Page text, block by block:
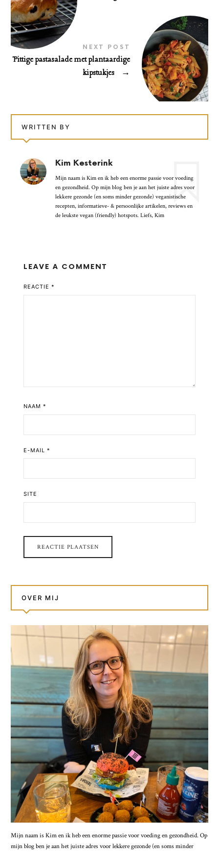
NEXT POST
Pittige pastasalade met plantaardige
kipstukjes
→
WRITTEN BY
Kim Kesterink
Mijn naam is Kim en ik heb een enorme passie voor voeding
en gezondheid. Op mijn blog ben je aan het juiste adres voor
lekkere gezonde (en soms minder gezonde) veganistische
recepten, informatieve- & persoonlijke artikelen, reviews en
de leukste vegan (friendly) hotspots. Liefs, Kim
LEAVE A COMMENT
REACTIE*
NAAM*
E-MAIL*
SITE
OVER MIJ
Mijn naam is Kim en ik heb een enorme passie voor voeding en gezondheid. Op
mijn blog ben je aan het juiste adres voor lekkere gezonde (en soms minder